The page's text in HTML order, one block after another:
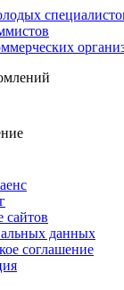
сайтов
данных
соглашение